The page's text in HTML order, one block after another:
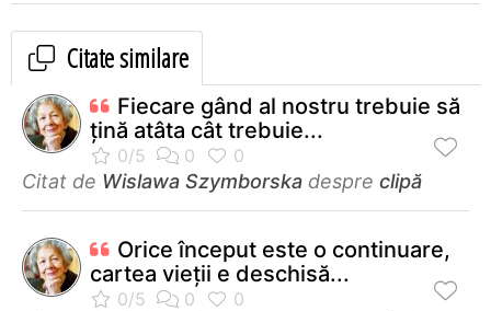
Citate similare
Fiecare gând al nostru trebuie să
ţină atâta cât trebuie...
Citat de Wislawa Szymborska despre clipă
Orice început este o continuare,
cartea vieţii e deschisă...